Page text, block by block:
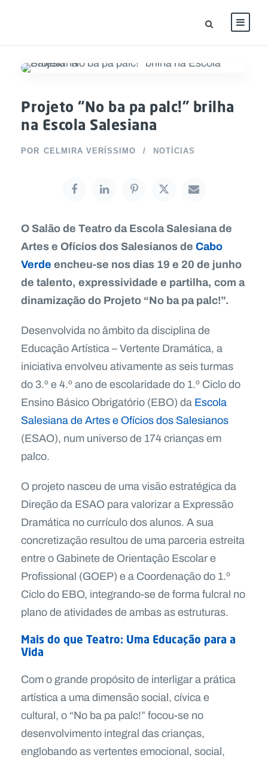
Projeto “No ba pa palc!” brilha
na Escola Salesiana
POR CELMIRA VERÍSSIMO NOTÍCIAS
O Salão de Teatro da Escola Salesiana de
Artes e Ofícios dos Salesianos deCabo
Verdeencheu-se nos dias 19 e 20 de junho
de talento, expressividade e partilha, com a
dinamização do Projeto “No ba pa palc!”.
Desenvolvida no âmbito da disciplina de
Educação Artística – Vertente Dramática, a
iniciativa envolveu ativamente as seis turmas
do 3.º e 4.º ano de escolaridade do 1.º Ciclo do
Ensino Básico Obrigatório (EBO) daEscola
Salesiana de Artes e Ofícios dos Salesianos
(ESAO), num universo de 174 crianças em
palco.
O projeto nasceu de uma visão estratégica da
Direção da ESAO para valorizar a Expressão
Dramática no currículo dos alunos. A sua
concretização resultou de uma parceria estreita
entre o Gabinete de Orientação Escolar e
Profissional (GOEP) e a Coordenação do 1.º
Ciclo do EBO, integrando-se de forma fulcral no
plano de atividades de ambas as estruturas.
Mais do que Teatro: Uma Educação para a
Vida
Com o grande propósito de interligar a prática
artística a uma dimensão social, cívica e
cultural, o “No ba pa palc!” focou-se no
desenvolvimento integral das crianças,
englobando as vertentes emocional, social,